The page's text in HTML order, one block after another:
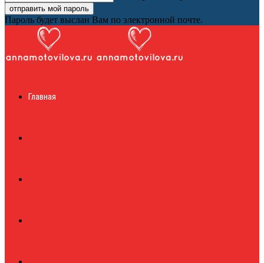
Пароль будет выслан Вам по электронной почте.
журналГлавная